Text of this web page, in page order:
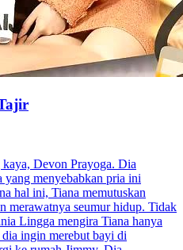
Devon Prayoga. Dia
yang menyebabkan pria ini
hal ini, Tiana memutuskan
merawatnya seumur hidup. Tidak
Lingga mengira Tiana hanya
ingin merebut bayi di